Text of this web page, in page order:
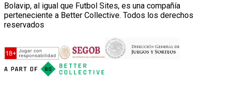
Bolavip, al igual que Futbol Sites, es una compañía
perteneciente a Better Collective. Todos los derechos
reservados